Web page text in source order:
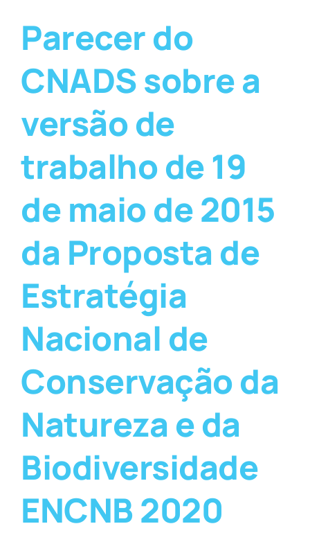
Parecer do
CNADS sobre a
versão de
trabalho de 19
de maio de 2015
da Proposta de
Estratégia
Nacional de
Conservação da
Natureza e da
Biodiversidade
ENCNB 2020